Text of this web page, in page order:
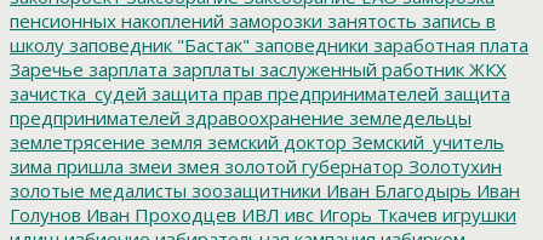
пенсионных накоплений заморозки занятость запись в
школу заповедник "Бастак" заповедники заработная плата
Заречье зарплата зарплаты заслуженный работник ЖКХ
зачистка_судей защита прав предпринимателей защита
предпринимателей здравоохранение земледельцы
землетрясение земля земский доктор Земский_учитель
зима пришла змеи змея золотой губернатор Золотухин
золотые медалисты зоозащитники Иван Благодырь Иван
Голунов Иван Проходцев ИВЛ ивс Игорь Ткачев игрушки